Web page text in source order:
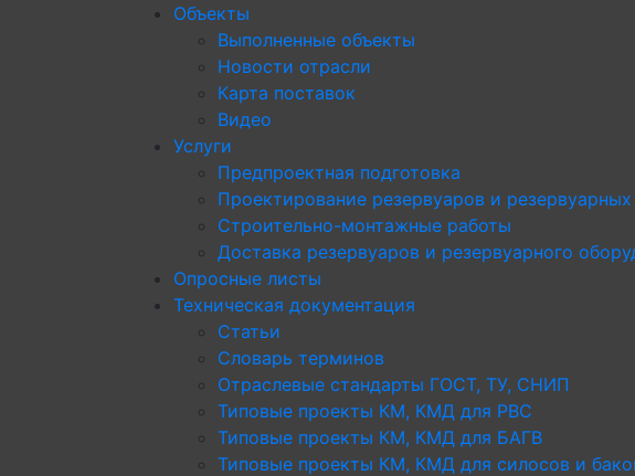
Объекты
Выполненные объекты
Новости отрасли
Карта поставок
Видео
Услуги
Предпроектная подготовка
Проектирование резервуаров и
Строительно-монтажные работы
Доставка резервуаров и резервуарного
Опросные листы
Техническая документация
Статьи
Словарь терминов
Отраслевые стандарты ГОСТ, ТУ, СНИП
Типовые проекты КМ, КМД для РВС
Типовые проекты КМ, КМД для БАГВ
Типовые проекты КМ, КМД для силосов и